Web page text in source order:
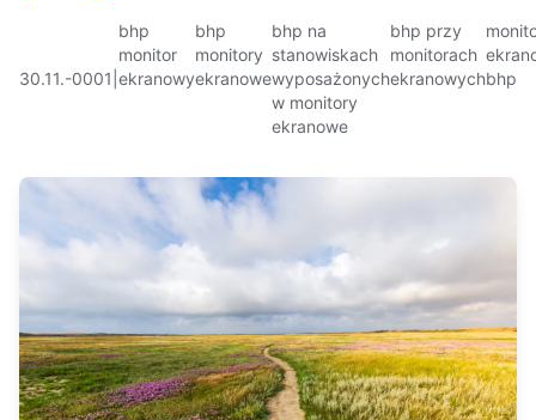
30.11.-0001
bhp
monitor
ekranowy
bhp
monitory
ekranowe
bhp na
stanowiskach
wyposażonych
w monitory
ekranowe
bhp przy
monitorach
ekranowychbhp